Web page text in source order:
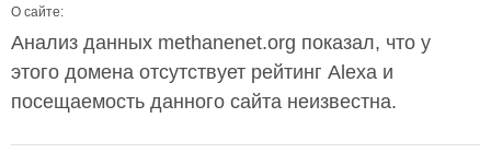
О сайте:
Анализ данных methanenet.org показал, что у
этого домена отсутствует рейтинг Alexa и
посещаемость данного сайта неизвестна.